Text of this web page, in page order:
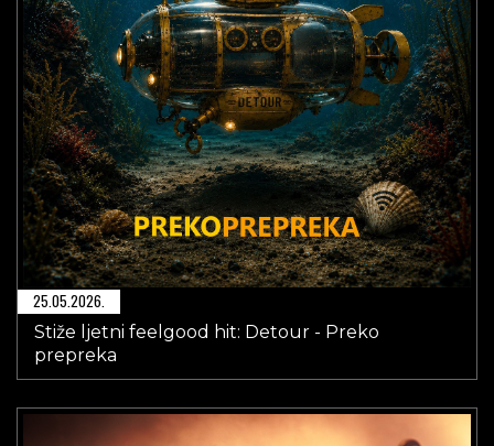
25.05.2026.
Stiže ljetni feelgood hit: Detour - Preko
prepreka